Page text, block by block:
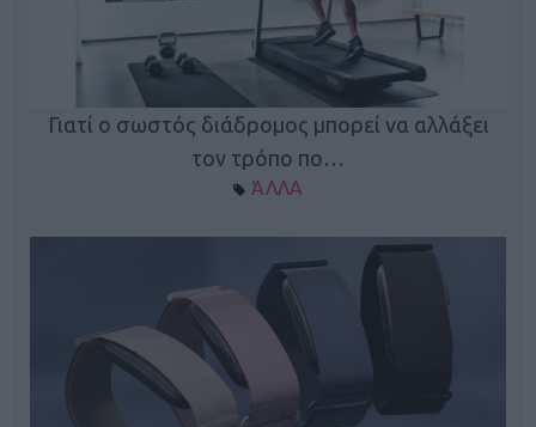
Γιατί ο σωστός διάδρομος μπορεί να αλλάξει
τον τρόπο πο…
ΆΛΛΑ